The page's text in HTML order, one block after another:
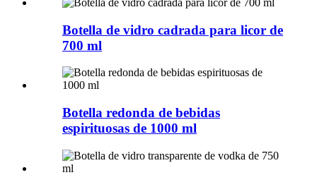
Botella de vidro cadrada para licor de
700 ml
Botella redonda de bebidas
espirituosas de 1000 ml